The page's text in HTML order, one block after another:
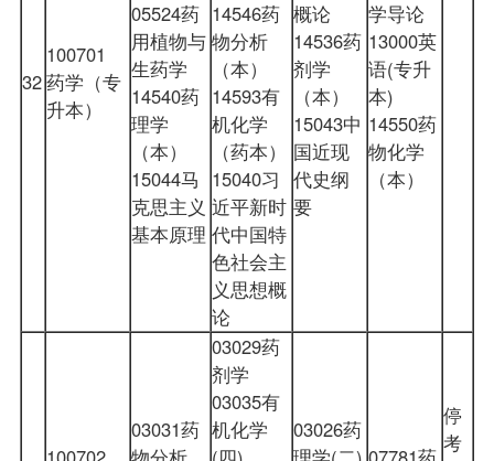
32
100701
药学（专
升本）
05524药
用植物与
生药学
14540药
理学
（本）
15044马
克思主义
基本原理
14546药
物分析
（本）
14593有
机化学
（药本）
15040习
近平新时
代中国特
色社会主
义思想概
论
概论
14536药
剂学
（本）
15043中
国近现
代史纲
要
学导论
13000英
语(专升
本)
14550药
物化学
（本）
03031药
03029药
剂学
03035有
机化学
03026药
停
考